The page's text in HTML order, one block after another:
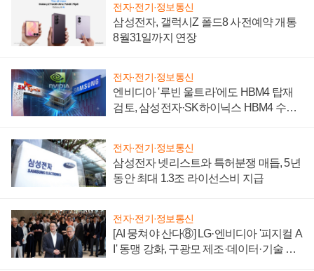
전자·전기·정보통신
삼성전자, 갤럭시Z 폴드8 사전예약 개통
8월31일까지 연장
전자·전기·정보통신
엔비디아 '루빈 울트라'에도 HBM4 탑재
검토, 삼성전자·SK하이닉스 HBM4 수율
전자·전기·정보통신
삼성전자 넷리스트와 특허분쟁 매듭, 5년
동안 최대 1.3조 라이선스비 지급
전자·전기·정보통신
[AI 뭉쳐야 산다⑧] LG·엔비디아 '피지컬 A
I' 동맹 강화, 구광모 제조·데이터·기술 결